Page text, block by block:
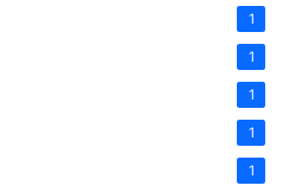
1
1
1
1
1